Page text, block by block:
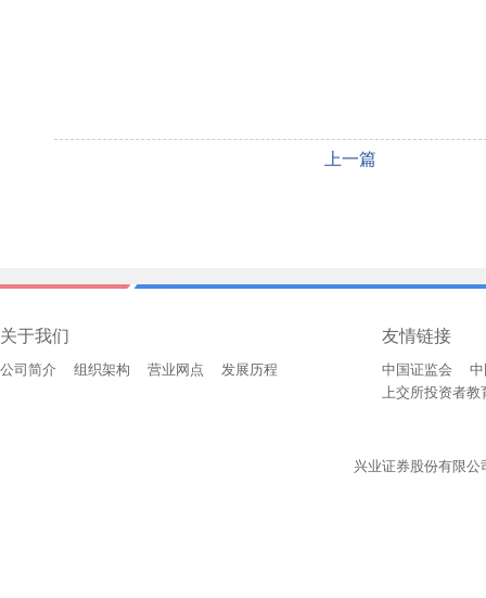
上一篇
关于我们
公司简介 组织架构 营业网点 发展历程
友情链接
中国证监会
上交所投资者教
兴业证券股份有限